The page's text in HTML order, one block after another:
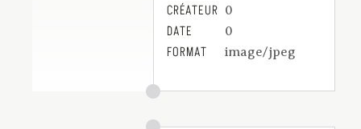
CRÉATEUR 0
DATE 0
FORMAT image/jpeg